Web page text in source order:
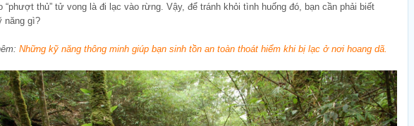
“phượt thủ” tử vong là đi lạc vào rừng. Vậy, để tránh khỏi tình huống đó, bạn cần phải biết
năng gì?
Những kỹ năng thông minh giúp bạn sinh tồn an toàn thoát hiểm khi bị lạc ở nơi hoang dã.